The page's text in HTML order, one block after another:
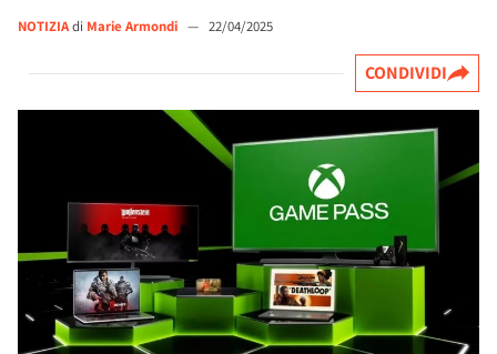
NOTIZIAdi Marie Armondi — 22/04/2025
CONDIVIDI